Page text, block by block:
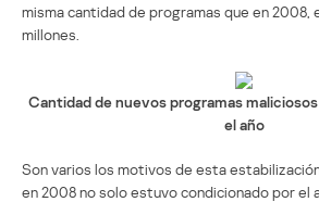
misma cantidad de programas que en 2008,
millones.
Cantidad de nuevos programas
el año
Son varios los motivos de esta
en 2008 no solo estuvo condicionado por el